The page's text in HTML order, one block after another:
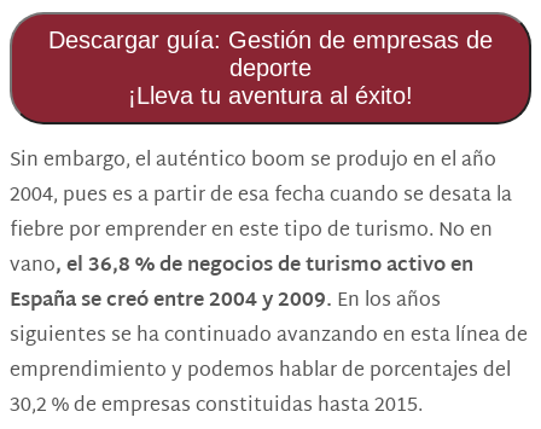
Descargar guía: Gestión de empresas de
deporte
¡Lleva tu aventura al éxito!
Sin embargo, el auténtico boom se produjo en el año
2004, pues es a partir de esa fecha cuando se desata la
fiebre por emprender en este tipo de turismo. No en
vano, el 36,8 % de negocios de turismo activo en
España se creó entre 2004 y 2009. En los años
siguientes se ha continuado avanzando en esta línea de
emprendimiento y podemos hablar de porcentajes del
30,2 % de empresas constituidas hasta 2015.